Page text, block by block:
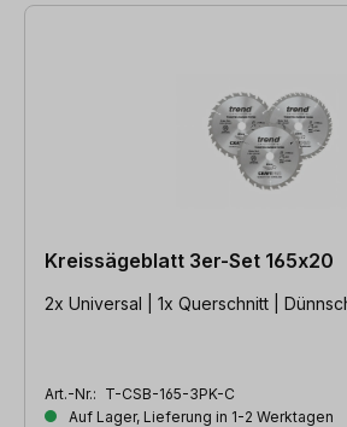
Kreissägeblatt 3er-Set 165x20
2x Universal | 1x Querschnitt |
Art.-Nr.: T-CSB-165-3PK-C
Auf Lager, Lieferung in 1-2 Werktagen